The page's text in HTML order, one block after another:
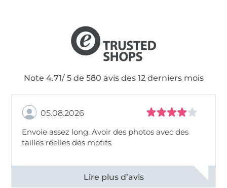
Note 4.71/ 5 de 580 avis des 12 derniers mois
05.08.2026
Envoie assez long. Avoir des photos avec des
tailles réelles des motifs.
Voir tous les 11495 commentaires